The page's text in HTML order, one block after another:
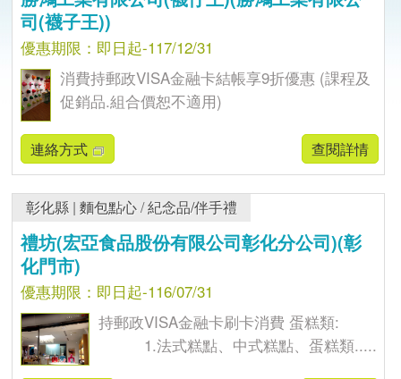
司(襪子王))
優惠期限：即日起-117/12/31
消費持郵政VISA金融卡結帳享9折優惠 (課程及
促銷品.組合價恕不適用)
連絡方式 查閱詳情
彰化縣 |麵包點心/紀念品/伴手禮
禮坊(宏亞食品股份有限公司彰化分公司)(彰
化門市)
優惠期限：即日起-116/07/31
持郵政VISA金融卡刷卡消費 蛋糕類:
1.法式糕點、中式糕點、蛋糕類.....